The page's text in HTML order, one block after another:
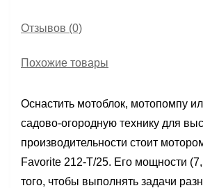
Отзывов (0)
Похожие товары
Оснастить мотоблок, мотопомпу
садово-огородную технику для
производительности стоит
Favorite 212-T/25. Его мощности
того, чтобы выполнять задачи